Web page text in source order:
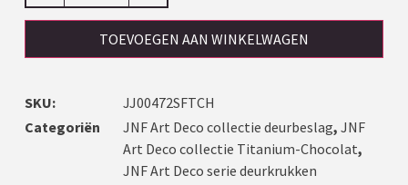
TOEVOEGEN AAN WINKELWAGEN
SKU:
JJ00472SFTCH
Categoriën
JNF Art Deco collectie deurbeslag, JNF
Art Deco collectie Titanium-Chocolat,
JNF Art Deco serie deurkrukken